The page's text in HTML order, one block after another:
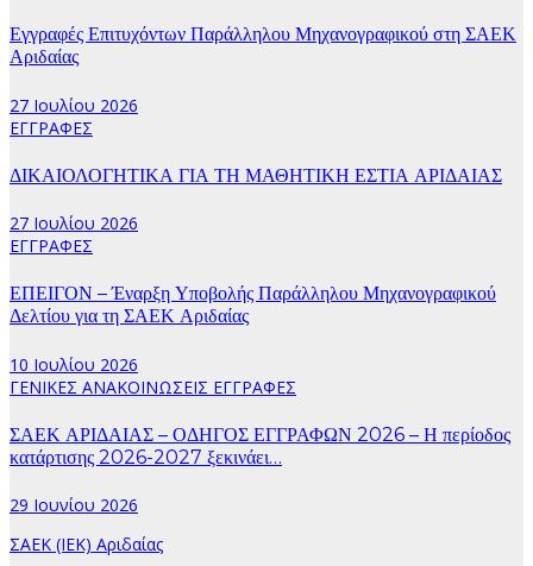
Εγγραφές Επιτυχόντων Παράλληλου Μηχανογραφικού στη ΣΑΕΚ
Αριδαίας
27 Ιουλίου 2026
ΕΓΓΡΑΦΕΣ
ΔΙΚΑΙΟΛΟΓΗΤΙΚΑ ΓΙΑ ΤΗ ΜΑΘΗΤΙΚΗ ΕΣΤΙΑ ΑΡΙΔΑΙΑΣ
27 Ιουλίου 2026
ΕΓΓΡΑΦΕΣ
ΕΠΕΙΓΟΝ – Έναρξη Υποβολής Παράλληλου Μηχανογραφικού
Δελτίου για τη ΣΑΕΚ Αριδαίας
10 Ιουλίου 2026
ΓΕΝΙΚΕΣ ΑΝΑΚΟΙΝΩΣΕΙΣ ΕΓΓΡΑΦΕΣ
ΣΑΕΚ ΑΡΙΔΑΙΑΣ – ΟΔΗΓΟΣ ΕΓΓΡΑΦΩΝ 2026 – Η περίοδος
κατάρτισης 2026-2027 ξεκινάει…
29 Ιουνίου 2026
ΣΑΕΚ (ΙΕΚ) Αριδαίας